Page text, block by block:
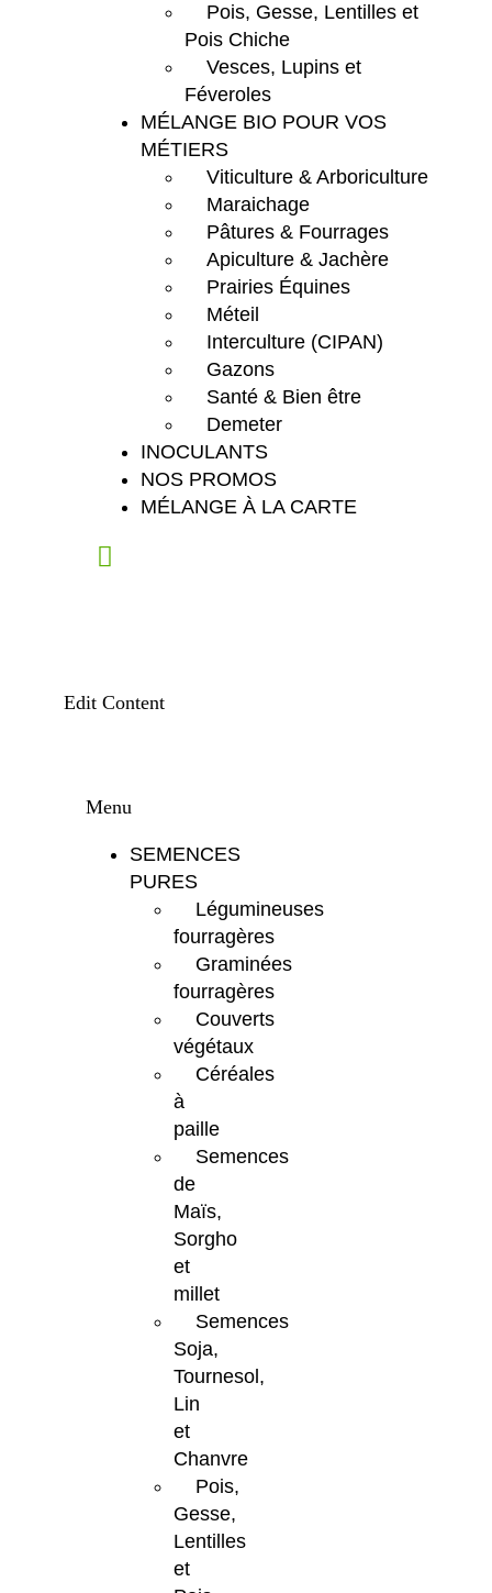
Pois, Gesse, Lentilles et
Pois Chiche
Vesces, Lupins et
Féveroles
MÉLANGE BIO POUR VOS
MÉTIERS
Viticulture & Arboriculture
Maraichage
Pâtures & Fourrages
Apiculture & Jachère
Prairies Équines
Méteil
Interculture (CIPAN)
Gazons
Santé & Bien être
Demeter
INOCULANTS
NOS PROMOS
MÉLANGE À LA CARTE
Edit Content
Menu
SEMENCES
PURES
Légumineuses
fourragères
Graminées
fourragères
Couverts
végétaux
Céréales
à
paille
Semences
de
Maïs,
Sorgho
et
millet
Semences
Soja,
Tournesol,
Lin
et
Chanvre
Pois,
Gesse,
Lentilles
et